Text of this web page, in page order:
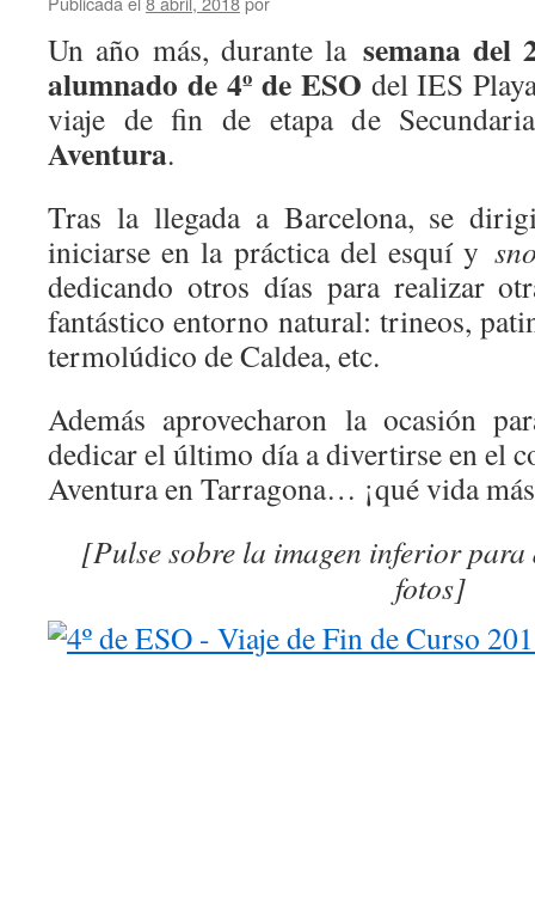
Un año más, durante la semana del
alumnado de 4º de ESO del IES
viaje de fin de etapa de
Aventura.
Tras la llegada a Barcelona, se
iniciarse en la práctica del esquí y
dedicando otros días para realizar
fantástico entorno natural: trineos,
termolúdico de Caldea, etc.
Además aprovecharon la ocasión
dedicar el último día a divertirse en el
Aventura en Tarragona… ¡qué vida
[Pulse sobre la imagen inferior para
fotos]